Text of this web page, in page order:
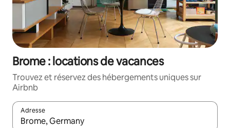
Brome : locations de vacances
Trouvez et réservez des hébergements uniques sur
Airbnb
Adresse
Lorsque les résultats s'affichent, utilisez les flèches vers le